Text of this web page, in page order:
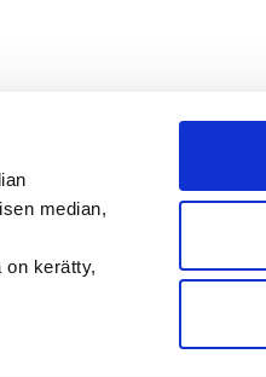
median,
on kerätty,
SEURAA MEITÄ